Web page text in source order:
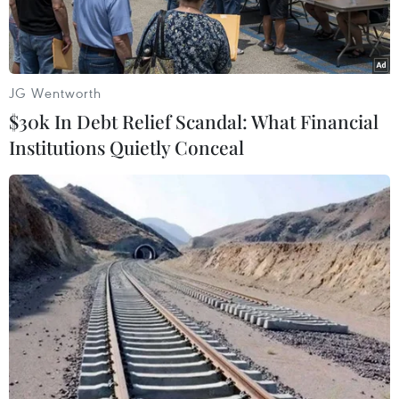
(Ảnh minh họa: Thanh Tùng/TTXVN)
Theo Trung tâm Dự báo Khí tượng Thủy văn
Quốc gia, ngày 31/5, Bắc Bộ và Trung Bộ có mây,
ngày nắng nóng và nắng nóng gay gắt, có nơi
đặc biệt gay gắt; chiều tối và đêm có mưa rào và
JG Wentworth
$30k In Debt Relief Scandal: What Financial
Institutions Quietly Conceal